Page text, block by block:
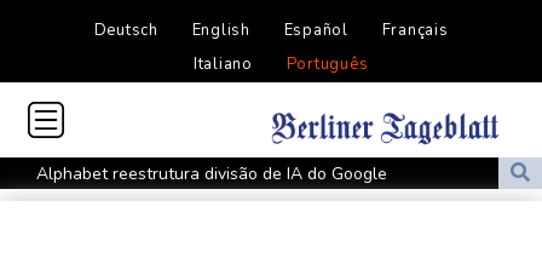
Deutsch English Español
Français
Italiano
Português
Alphabet reestrutura divisão de IA do Google
Ceuta alerta que situação dos menores migrantes é